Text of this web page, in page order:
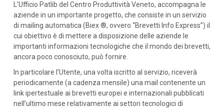
L’Ufficio Patlib del Centro Produttività Veneto, accompagna le
aziende in un importante progetto, che consiste in un servizio
di mailing automatica (Biex ®, ovvero “Brevetti Info Express”) il
cui obiettivo è di mettere a disposizione delle aziende le
importanti informazioni tecnologiche che il mondo dei brevetti,
ancora poco conosciuto, può fornire.
In particolare l’Utente, una volta iscritto al servizio, riceverà
periodicamente (a cadenza mensile) una mail contenente un
link ipertestuale ai brevetti europei e internazionali pubblicati
nell’ultimo mese relativamente ai settori tecnologici di